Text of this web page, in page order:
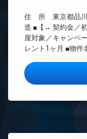
住 所 東京都品
造 ■【→ 契約金／
屋対象／キャンペ
レント1ヶ月 ■物件
REIT
系ブ
ラン
ンシ
ョン
ド